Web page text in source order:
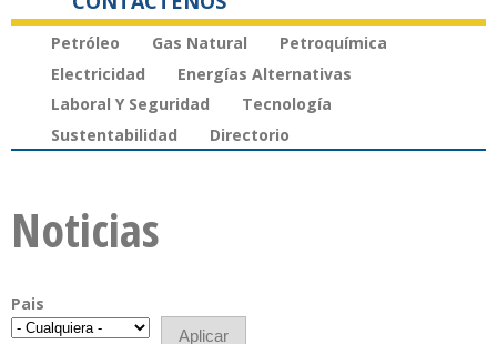
Petróleo Gas Natural
Petroquímica
Electricidad
Energías Alternativas
Laboral Y Seguridad
Tecnología
Sustentabilidad
Directorio
Noticias
Pais